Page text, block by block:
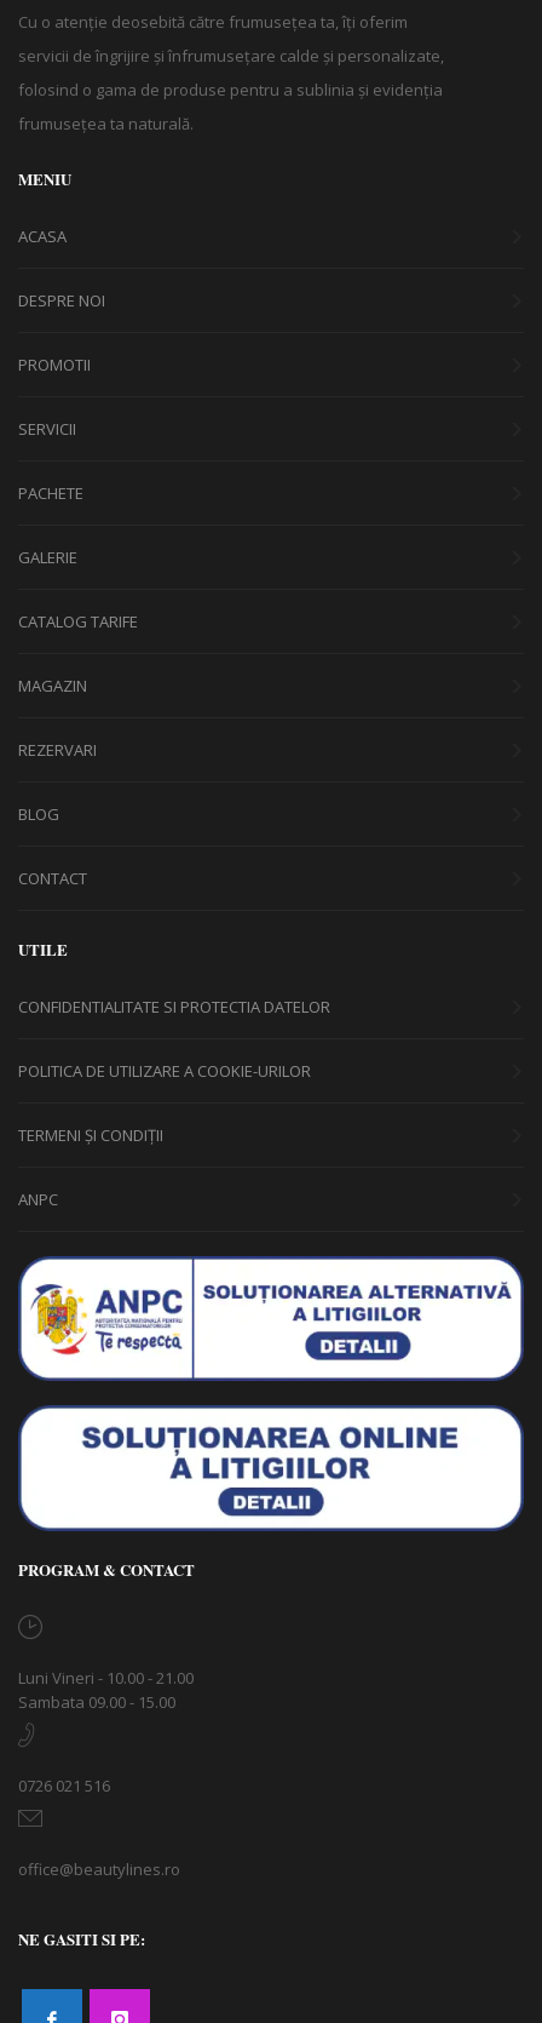
Cu o atenție deosebită către frumusețea ta, îți oferim
servicii de îngrijire și înfrumusețare calde și personalizate,
folosind o gama de produse pentru a sublinia și evidenția
frumusețea ta naturală.
MENIU
ACASA
DESPRE NOI
PROMOTII
SERVICII
PACHETE
GALERIE
CATALOG TARIFE
MAGAZIN
REZERVARI
BLOG
CONTACT
UTILE
CONFIDENTIALITATE SI PROTECTIA DATELOR
POLITICA DE UTILIZARE A COOKIE-URILOR
TERMENI ȘI CONDIȚII
ANPC
PROGRAM & CONTACT
Luni Vineri - 10.00 - 21.00
Sambata 09.00 - 15.00
0726 021 516
office@beautylines.ro
NE GASITI SI PE: